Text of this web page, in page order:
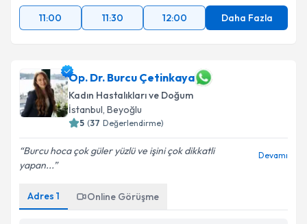
11:00
11:30 12:00 Daha Fazla
Op. Dr. Burcu Çetinkaya
Kadın Hastalıkları ve Doğum
İstanbul, Beyoğlu
5 (37 Değerlendirme)
Burcu hoca çok güler yüzlü ve işini çok dikkatli
yapan...
Devamı
Adres 1 Online Görüşme